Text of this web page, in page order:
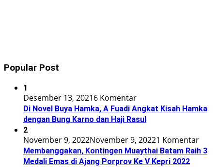
Popular Post
1
Desember 13, 20216 Komentar
Di Novel Buya Hamka, A Fuadi Angkat Kisah Hamka
dengan Bung Karno dan Haji Rasul
2
November 9, 2022November 9, 20221 Komentar
Membanggakan, Kontingen Muaythai Batam Raih 3
Medali Emas di Ajang Porprov Ke V Kepri 2022